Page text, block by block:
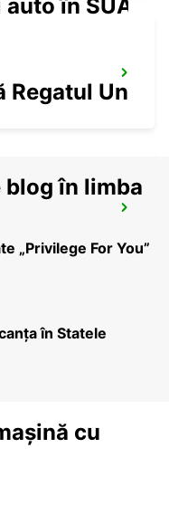
în SUA
Unit
în limba
„Privilege For You”
în Statele
cu